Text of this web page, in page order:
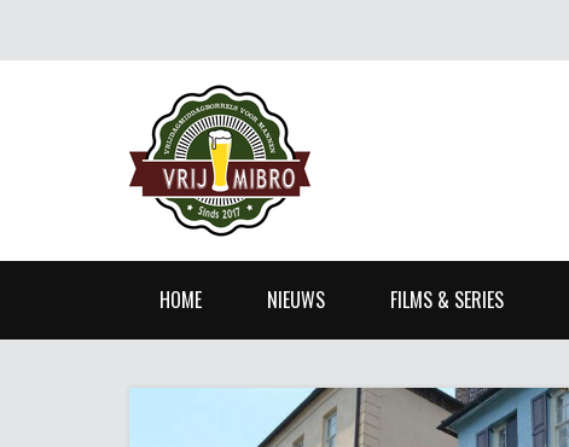
HOME NIEUWS FILMS & SERIES